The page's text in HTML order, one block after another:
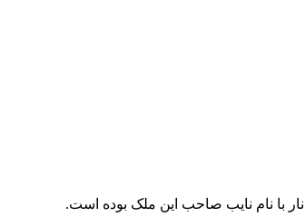
با نام نایب صاحب این ملک بوده است.